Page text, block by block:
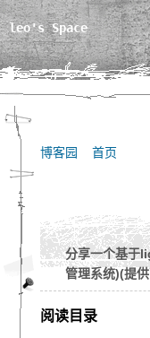
leo's Space
博客园 首页
分享一个基于
管理系统)(提
阅读目录